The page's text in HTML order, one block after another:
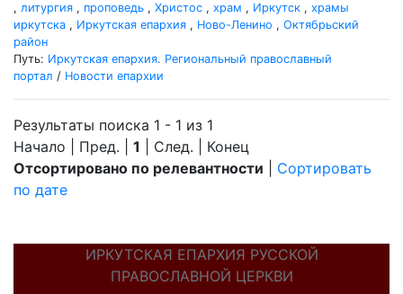
, литургия , проповедь , Христос , храм , Иркутск , храмы
иркутска , Иркутская епархия , Ново-Ленино , Октябрьский
район
Путь: Иркутская епархия. Региональный православный
портал / Новости епархии
Результаты поиска 1 - 1 из 1
Начало | Пред. | 1 | След. | Конец
Отсортировано по релевантности
Сортировать
по дате
ИРКУТСКАЯ ЕПАРХИЯ РУССКОЙ
ПРАВОСЛАВНОЙ ЦЕРКВИ